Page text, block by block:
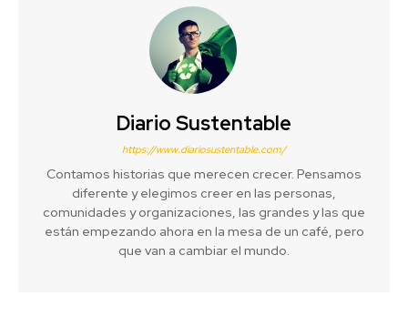
Diario Sustentable
https://www.diariosustentable.com/
Contamos historias que merecen crecer. Pensamos
diferente y elegimos creer en las personas,
comunidades y organizaciones, las grandes y las que
están empezando ahora en la mesa de un café, pero
que van a cambiar el mundo.